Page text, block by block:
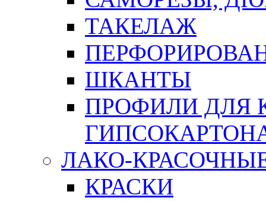
ТАКЕЛАЖ
ШКАНТЫ
ПРОФИЛИ ДЛЯ
ЛАКО-
КРАСКИ